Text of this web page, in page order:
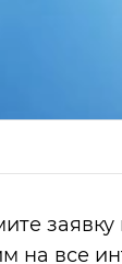
на все